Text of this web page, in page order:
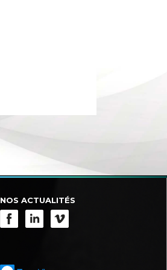
NOS ACTUALITÉS